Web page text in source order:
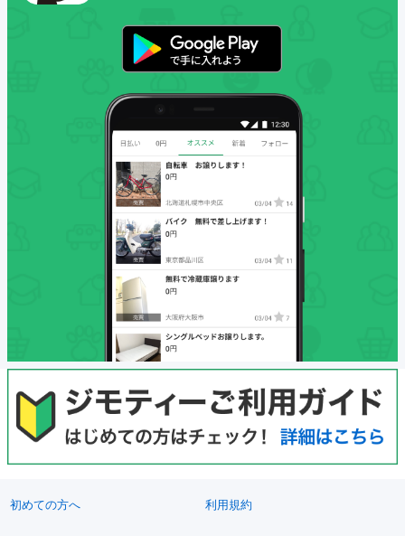
初めての方へ 利用規約